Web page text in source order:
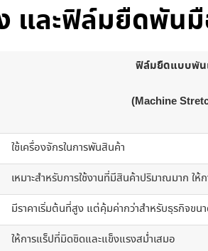
และฟิล์มยืดพัน
ฟิล์มยืดแบบพัน
(Machine
ใช้เครื่องจักรในการพันสินค้า
เหมาะสำหรับการใช้งานที่มีสินค้าปริมาณมาก ใ
มีราคาเริ่มต้นที่สูง แต่คุ้มค่ากว่าสำหรับธุรกิจขน
ให้การแร็ปที่มิดชิดและแข็งแรงสม่ำเสมอ